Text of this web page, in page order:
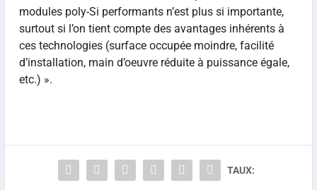
modules poly-Si performants n’est plus si importante,
surtout si l’on tient compte des avantages inhérents à
ces technologies (surface occupée moindre, facilité
d’installation, main d’oeuvre réduite à puissance égale,
etc.) ».
TAUX: